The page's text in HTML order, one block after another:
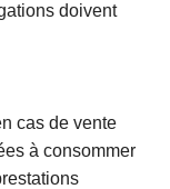
doivent
cas de vente
à consommer